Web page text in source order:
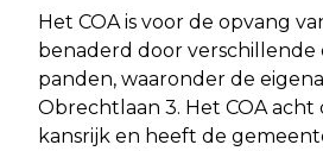
Het COA is voor de opvang
benaderd door verschillende
panden, waaronder de
Obrechtlaan 3. Het COA acht
kansrijk en heeft de